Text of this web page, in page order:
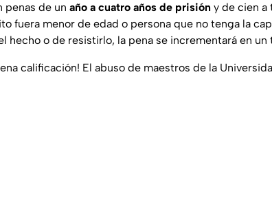
penas de un año a cuatro años de prisión y de cien a
fuera menor de edad o persona que no tenga la
hecho o de resistirlo, la pena se incrementará en un
calificación! El abuso de maestros de la